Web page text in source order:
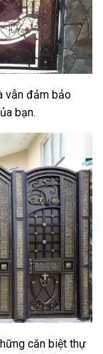
vẫn đảm bảo
bạn.
căn biệt thự